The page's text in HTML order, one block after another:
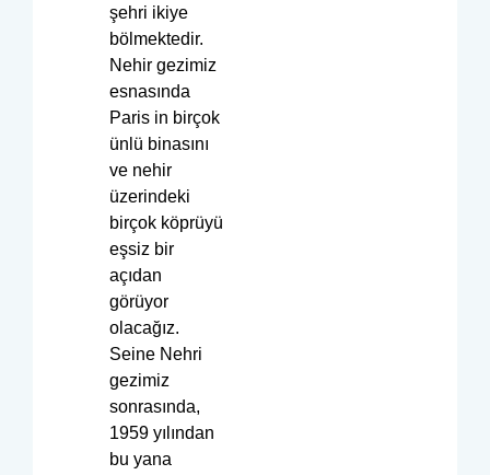
şehri ikiye
bölmektedir.
Nehir gezimiz
esnasında
Paris in birçok
ünlü binasını
ve nehir
üzerindeki
birçok köprüyü
eşsiz bir
açıdan
görüyor
olacağız.
Seine Nehri
gezimiz
sonrasında,
1959 yılından
bu yana